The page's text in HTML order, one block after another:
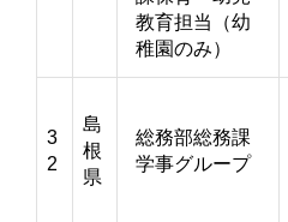
教育担当（幼
稚園のみ）
3
2
島
根
県
総務部総務課
学事グループ